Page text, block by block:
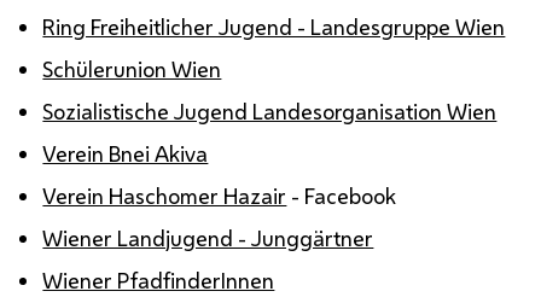
Ring Freiheitlicher Jugend - Landesgruppe Wien
Schülerunion Wien
Sozialistische Jugend Landesorganisation Wien
Verein Bnei Akiva
Verein Haschomer Hazair - Facebook
Wiener Landjugend - Junggärtner
Wiener PfadfinderInnen